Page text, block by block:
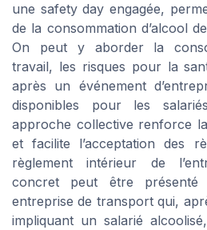
une safety day engagée,
de la consommation d’alcool
On peut y aborder la
travail, les risques pour la
après un événement
disponibles pour les
approche collective renforce
et facilite l’acceptation des
règlement intérieur de
concret peut être
entreprise de transport qui,
impliquant un salarié